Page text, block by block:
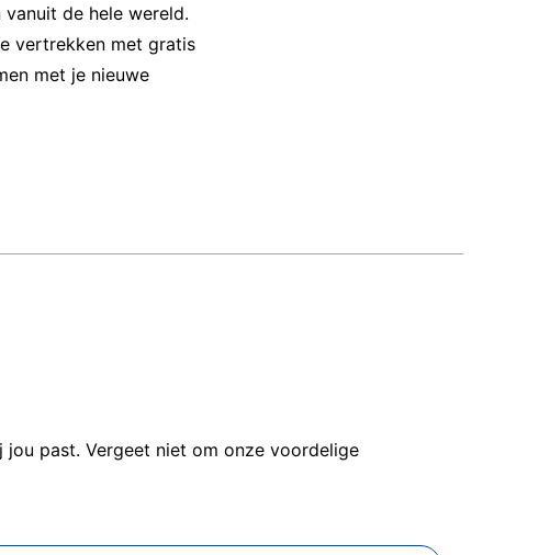
de hele wereld.
vertrekken met gratis
met je nieuwe
past. Vergeet niet om onze voordelige